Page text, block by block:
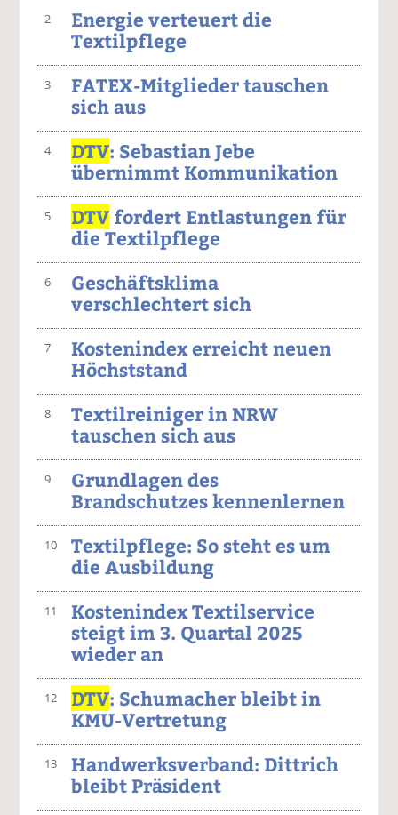
2
Energie verteuert die
Textilpflege
3
FATEX-Mitglieder tauschen
sich aus
4 DTV: Sebastian Jebe
übernimmt Kommunikation
5 DTVfordert Entlastungen für
die Textilpflege
6
Geschäftsklima
verschlechtert sich
7
Kostenindex erreicht neuen
Höchststand
8
Textilreiniger in NRW
tauschen sich aus
9
Grundlagen des
Brandschutzes kennenlernen
10
Textilpflege: So steht es um
die Ausbildung
11
Kostenindex Textilservice
steigt im 3. Quartal 2025
wieder an
12 DTV: Schumacher bleibt in
KMU-Vertretung
13
Handwerksverband: Dittrich
bleibt Präsident